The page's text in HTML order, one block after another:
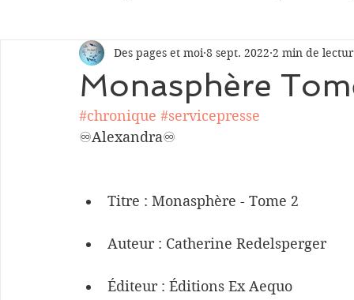
Mes coups de ❤ romance Mes coups de ❤ bit-lit/
❤ Coup de coeur m/m Chroniques Dark Romance
💖💖Les coups de coeurs de Lydie🌹 Chroniques
Monasphère
Des pages et moi 8 sept. 2022 2 min de
#chronique #servicepresse
♾Alexandra♾
Titre : Monasphère - Tome 2
Auteur : Catherine Redelsperger
Éditeur : Éditions Ex Aequo